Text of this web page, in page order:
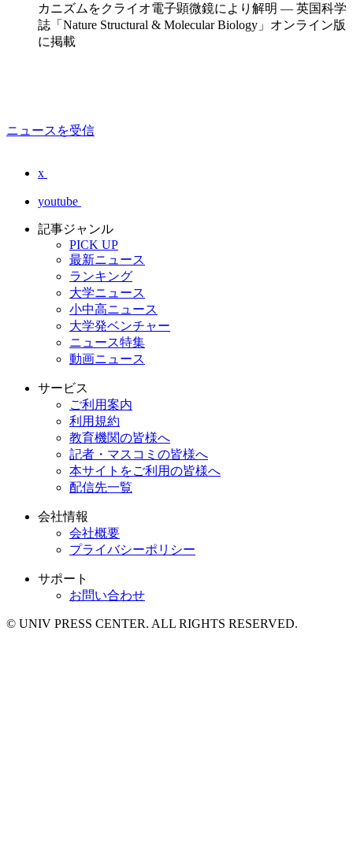
カニズムをクライオ電子顕微鏡により解明 — 英国科学
誌「Nature Structural & Molecular Biology」オンライン版
に掲載
ニュースを受信
x
youtube
記事ジャンル
PICK UP
最新ニュース
ランキング
大学ニュース
小中高ニュース
大学発ベンチャー
ニュース特集
動画ニュース
サービス
ご利用案内
利用規約
教育機関の皆様へ
記者・マスコミの皆様へ
本サイトをご利用の皆様へ
配信先一覧
会社情報
会社概要
プライバシーポリシー
サポート
お問い合わせ
© UNIV PRESS CENTER. ALL RIGHTS RESERVED.